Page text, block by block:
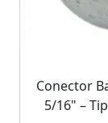
Conector
5/16" –